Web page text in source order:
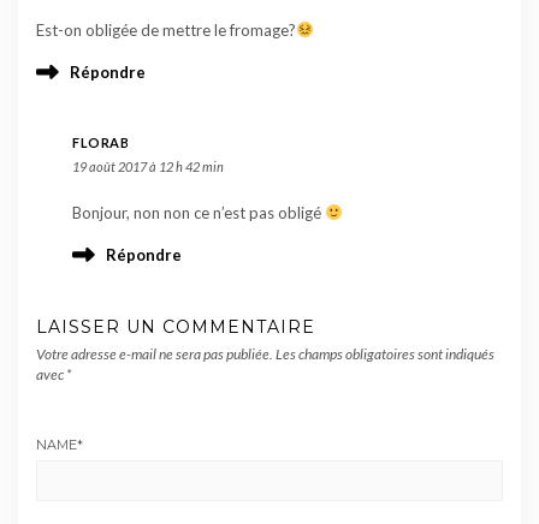
Est-on obligée de mettre le fromage?
Répondre
FLORAB
19 août 2017 à 12 h 42 min
Bonjour, non non ce n’est pas obligé
Répondre
LAISSER UN COMMENTAIRE
Votre adresse e-mail ne sera pas publiée. Les champs obligatoires sont indiqués
avec *
NAME*